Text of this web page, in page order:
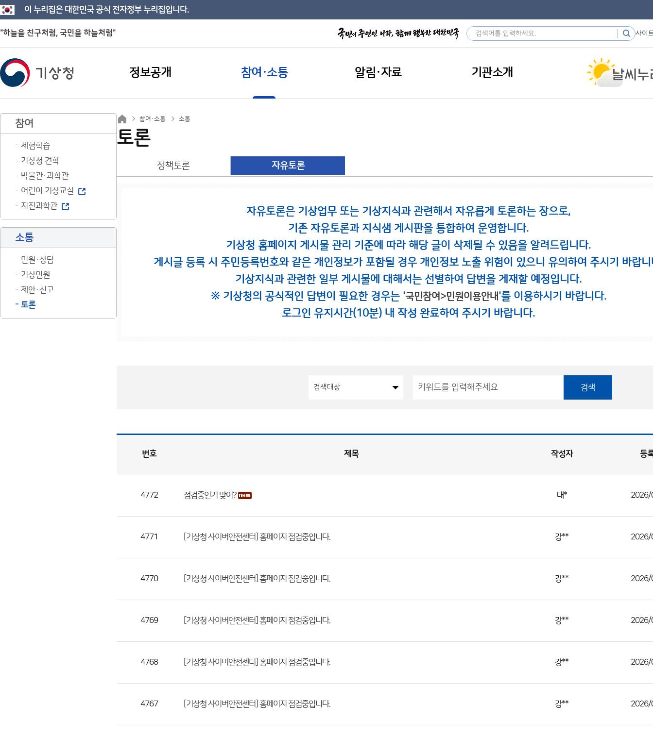
이 누리집은 대한민국 공식 전자정부 누리집입니다.
"하늘을 친구처럼, 국민을 하늘처럼" 사이
정보공개 참여·소통 알림·자료 기관소개
참여
체험학습
기상청 견학
박물관·과학관
어린이 기상교실
지진과학관
소통
민원·상담
기상민원
제안·신고
토론
참여·소통 소통
토론
정책토론 자유토론
자유토론은 기상업무 또는 기상지식과 관련해서 자유롭게 토론하는 장으로,
기존 자유토론과 지식샘 게시판을 통합하여 운영합니다.
기상청 홈페이지 게시물 관리 기준에 따라 해당 글이 삭제될 수 있음을 알려드립니다.
게시글 등록 시 주민등록번호와 같은 개인정보가 포함될 경우 개인정보 노출 위험이 있으니 유의하여 주시기 바랍니
기상지식과 관련한 일부 게시물에 대해서는 선별하여 답변을 게재할 예정입니다.
※ 기상청의 공식적인 답변이 필요한 경우는 '국민참여>민원이용안내'를 이용하시기 바랍니다.
로그인 유지시간(10분) 내 작성 완료하여 주시기 바랍니다.
검색
로
제
성
번호 제목 작성자 등
4772 점검중인거 맞어? 태* 2026/
4771 [기상청 사이버안전센터] 홈페이지 점검중입니다. 강** 2026/
4770 [기상청 사이버안전센터] 홈페이지 점검중입니다. 강** 2026/
4769 [기상청 사이버안전센터] 홈페이지 점검중입니다. 강** 2026/
4768 [기상청 사이버안전센터] 홈페이지 점검중입니다. 강** 2026/
4767 [기상청 사이버안전센터] 홈페이지 점검중입니다. 강** 2026/